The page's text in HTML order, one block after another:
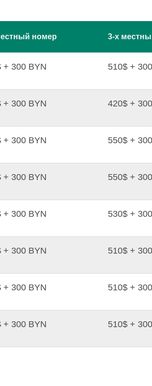
номер 3-х
+ 300 BYN 510$ +
+ 300 BYN 420$ +
+ 300 BYN 550$ +
+ 300 BYN 550$ +
+ 300 BYN 530$ +
+ 300 BYN 510$ +
+ 300 BYN 510$ +
+ 300 BYN 510$ +